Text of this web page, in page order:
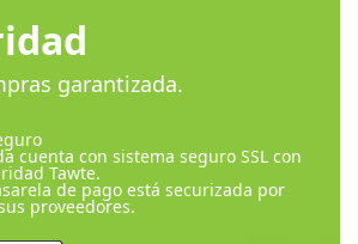
garantizada.
cuenta con sistema seguro SSL con
Tawte.
de pago está securizada por
proveedores.